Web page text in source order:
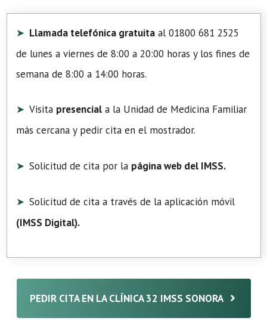
Llamada telefónica gratuita al 01800 681 2525
de lunes a viernes de 8:00 a 20:00 horas y los fines de
semana de 8:00 a 14:00 horas.
Visita presencial a la Unidad de Medicina Familiar
más cercana y pedir cita en el mostrador.
Solicitud de cita por la página web del IMSS.
Solicitud de cita a través de la aplicación móvil
(IMSS Digital).
PEDIR CITA EN LA CLÍNICA 32 IMSS SONORA